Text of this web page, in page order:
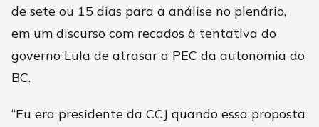
de sete ou 15 dias para a análise no plenário,
em um discurso com recados à tentativa do
governo Lula de atrasar a PEC da autonomia do
BC.
“Eu era presidente da CCJ quando essa proposta